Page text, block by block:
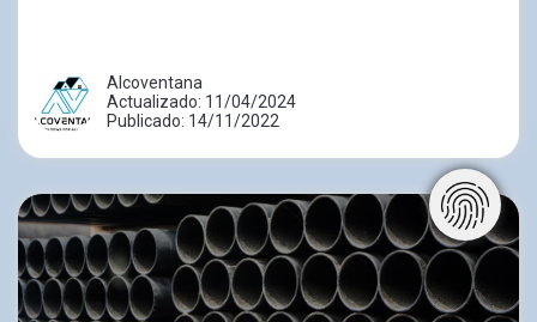
Alcoventana
Actualizado: 11/04/2024
Publicado: 14/11/2022